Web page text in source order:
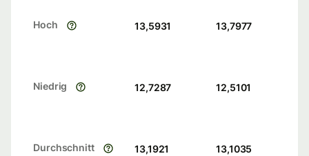
Hoch 13,5931 13,7977
Niedrig 12,7287 12,5101
Durchschnitt 13,1921 13,1035